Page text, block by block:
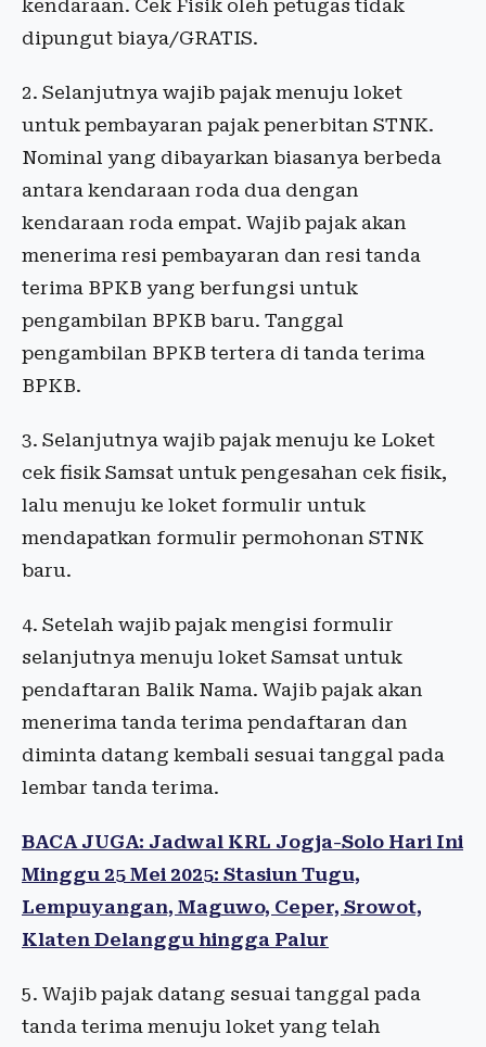
kendaraan. Cek Fisik oleh petugas tidak
dipungut biaya/GRATIS.
2. Selanjutnya wajib pajak menuju loket
untuk pembayaran pajak penerbitan STNK.
Nominal yang dibayarkan biasanya berbeda
antara kendaraan roda dua dengan
kendaraan roda empat. Wajib pajak akan
menerima resi pembayaran dan resi tanda
terima BPKB yang berfungsi untuk
pengambilan BPKB baru. Tanggal
pengambilan BPKB tertera di tanda terima
BPKB.
3. Selanjutnya wajib pajak menuju ke Loket
cek fisik Samsat untuk pengesahan cek fisik,
lalu menuju ke loket formulir untuk
mendapatkan formulir permohonan STNK
baru.
4. Setelah wajib pajak mengisi formulir
selanjutnya menuju loket Samsat untuk
pendaftaran Balik Nama. Wajib pajak akan
menerima tanda terima pendaftaran dan
diminta datang kembali sesuai tanggal pada
lembar tanda terima.
BACA JUGA: Jadwal KRL Jogja-Solo Hari Ini
Minggu 25 Mei 2025: Stasiun Tugu,
Lempuyangan, Maguwo, Ceper, Srowot,
Klaten Delanggu hingga Palur
5. Wajib pajak datang sesuai tanggal pada
tanda terima menuju loket yang telah